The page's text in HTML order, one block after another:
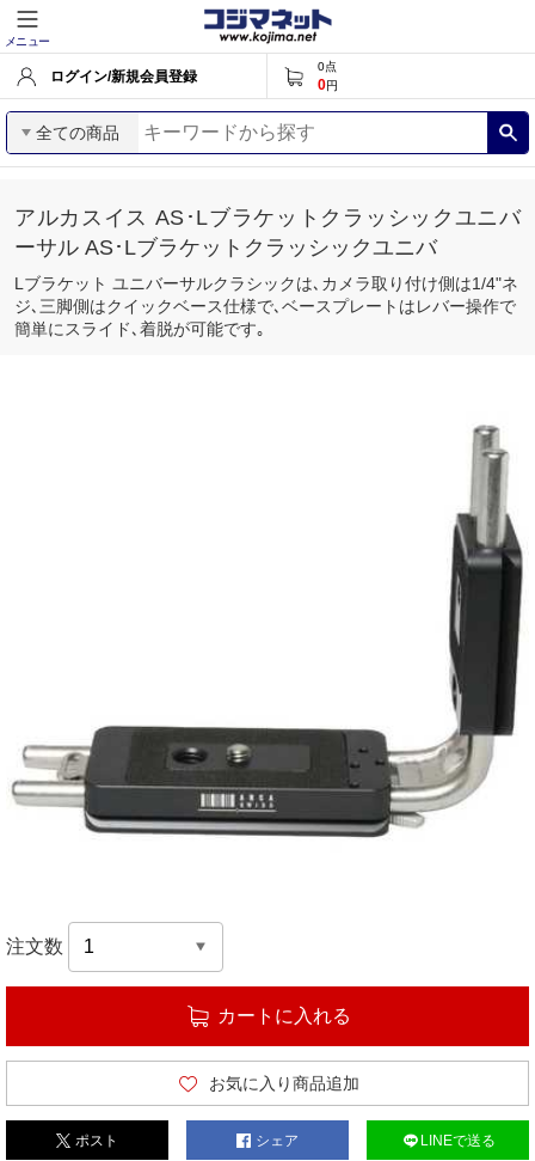
メニュー
ログイン/新規会員登録
0点
0円
全ての商品
アルカスイス AS･Lブラケットクラッシックユニバ
ーサル AS･Lブラケットクラッシックユニバ
Lブラケット ユニバーサルクラシックは､カメラ取り付け側は1/4"ネ
ジ､三脚側はクイックベース仕様で､ベースプレートはレバー操作で
簡単にスライド､着脱が可能です｡
注文数
カートに入れる
お気に入り商品追加
ポスト シェア LINEで送る